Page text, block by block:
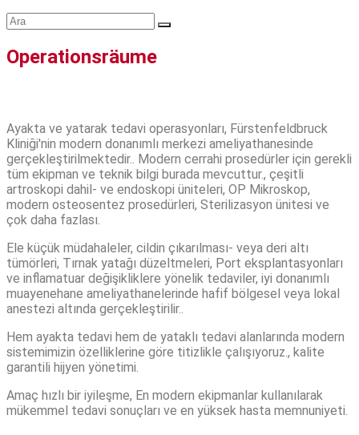
Operationsräume
Ayakta ve yatarak tedavi operasyonları, Fürstenfeldbruck
Kliniği'nin modern donanımlı merkezi ameliyathanesinde
gerçekleştirilmektedir.. Modern cerrahi prosedürler için gerekli
tüm ekipman ve teknik bilgi burada mevcuttur., çeşitli
artroskopi dahil- ve endoskopi üniteleri, OP Mikroskop,
modern osteosentez prosedürleri, Sterilizasyon ünitesi ve
çok daha fazlası.
Ele küçük müdahaleler, cildin çıkarılması- veya deri altı
tümörleri, Tırnak yatağı düzeltmeleri, Port eksplantasyonları
ve inflamatuar değişikliklere yönelik tedaviler, iyi donanımlı
muayenehane ameliyathanelerinde hafif bölgesel veya lokal
anestezi altında gerçekleştirilir..
Hem ayakta tedavi hem de yataklı tedavi alanlarında modern
sistemimizin özelliklerine göre titizlikle çalışıyoruz., kalite
garantili hijyen yönetimi.
Amaç hızlı bir iyileşme, En modern ekipmanlar kullanılarak
mükemmel tedavi sonuçları ve en yüksek hasta memnuniyeti.